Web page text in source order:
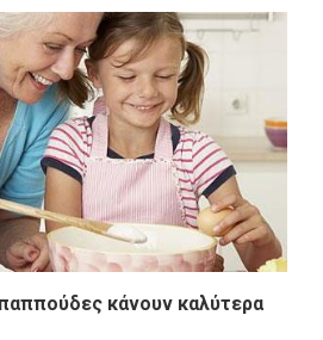
κάνουν καλύτερα